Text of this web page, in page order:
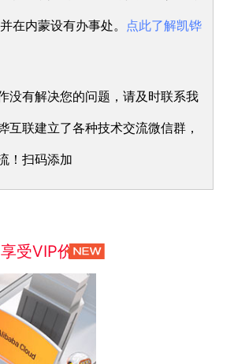
在内蒙设有办事处。
点此了解凯铧
没有解决您的问题，请及时联系我
互联建立了各种技术交流微信群，
！扫码添加
受VIP价格！